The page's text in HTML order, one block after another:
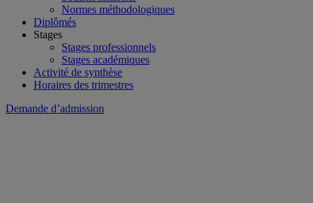
Normes méthodologiques
Diplômés
Stages
Stages professionnels
Stages académiques
Activité de synthèse
Horaires des trimestres
Demande d’admission